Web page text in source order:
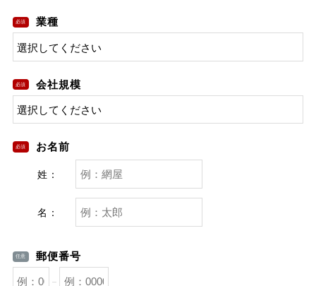
業種
会社規模
お名前
姓：
名：
郵便番号